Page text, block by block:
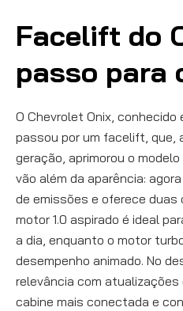
Facelift do
passo para
O Chevrolet Onix, conhecido
passou por um facelift, que,
geração, aprimorou o
vão além da aparência:
de emissões e oferece duas
motor 1.0 aspirado é ideal
a dia, enquanto o motor
desempenho animado. No
relevância com atualizações
cabine mais conectada e